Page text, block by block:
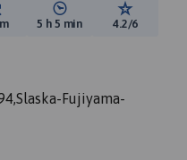
spadków:Średni czas potrzebny
5 h 5 min Ocena
4.2/6
Fujiyama-